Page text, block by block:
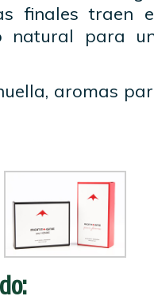
finales traen
natural para
aromas